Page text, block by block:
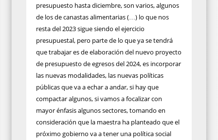
presupuesto hasta diciembre, son varios, algunos
de los de canastas alimentarias (…) lo que nos
resta del 2023 sigue siendo el ejercicio
presupuestal, pero parte de lo que ya se tendrá
que trabajar es de elaboración del nuevo proyecto
de presupuesto de egresos del 2024, es incorporar
las nuevas modalidades, las nuevas políticas
públicas que va a echar a andar, si hay que
compactar algunos, si vamos a focalizar con
mayor énfasis algunos sectores, tomando en
consideración que la maestra ha planteado que el
próximo gobierno va a tener una política social